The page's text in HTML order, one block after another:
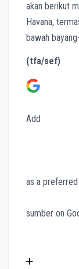
akan berikut
Havana,
bawah
(tfa/sef)
Add
as a preferred
sumber on